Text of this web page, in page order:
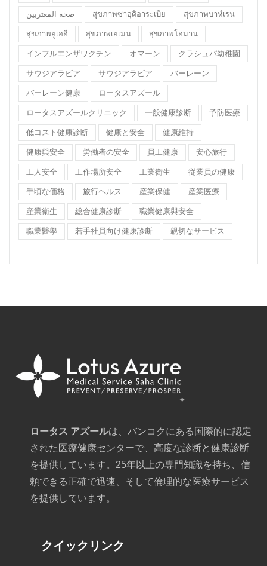
صحة المغتربين สุขภาพซาอุดิอาระเบีย สุขภาพบาห์เรน
สุขภาพยูเออี สุขภาพเยเมน สุขภาพโอมาน
インフルエンザワクチン オマーン クラシュパ幼稚園
サウジアラビア サウジアラビア バーレーン
バーレーン健康 ロータスアズール
ロータスアズールクリニック 一般健康診断 予防医療
低コスト健康診断 健康と安全 健康維持
健康與安全 労働者の安全 員工健康 安心旅行
工人安全 工作場所安全 工業衛生 従業員の健康
手頃な価格 旅行ヘルス 産業保健 産業医療
産業衛生 総合健康診断 職業健康與安全
職業醫學 若手社員向け健康診断 親切なサービス
ロータス アズールは、バンコクにある国際的に認定
された医療健康センターで、高度な診断と健康診断
を提供しています。25年以上の専門知識を持ち、信
頼できる正確で迅速、そして倫理的な医療サービス
を提供しています。
クイックリンク